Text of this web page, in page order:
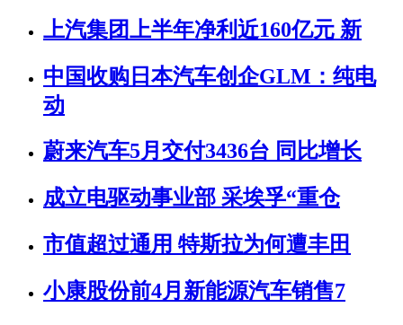
上汽集团上半年净利近160亿元 新
中国收购日本汽车创企GLM：纯电
动
蔚来汽车5月交付3436台 同比增长
成立电驱动事业部 采埃孚“重仓
市值超过通用 特斯拉为何遭丰田
小康股份前4月新能源汽车销售7